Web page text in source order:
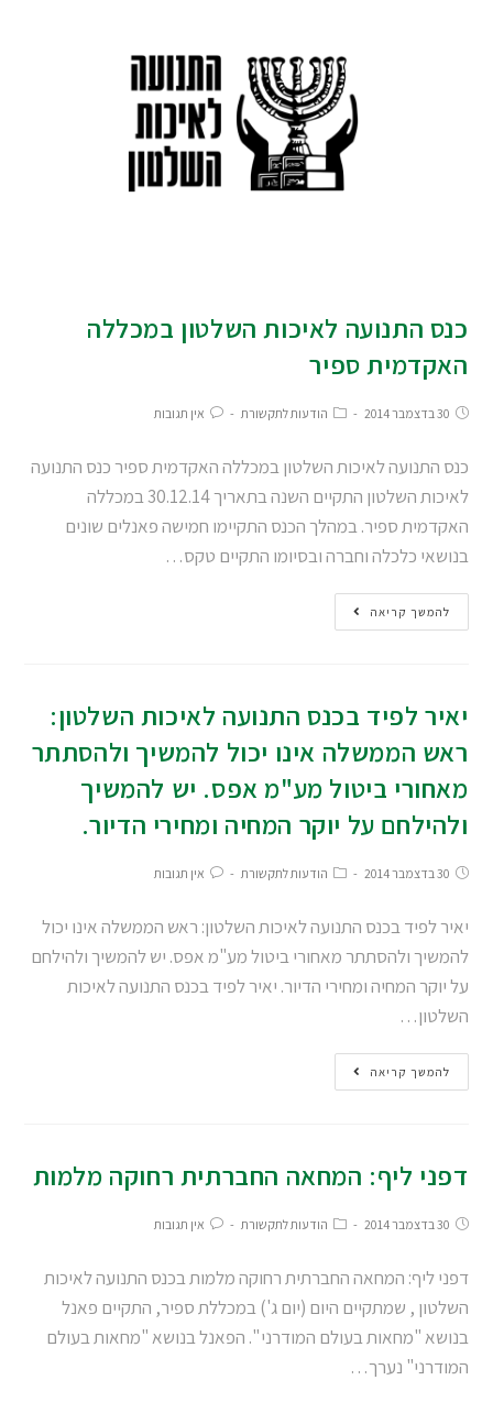
כנס התנועה לאיכות השלטון במכללה
האקדמית ספיר
30 בדצמבר 2014 הודעות לתקשורת אין תגובות
כנס התנועה לאיכות השלטון במכללה האקדמית ספיר כנס התנועה
לאיכות השלטון התקיים השנה בתאריך 30.12.14 במכללה
האקדמית ספיר. במהלך הכנס התקיימו חמישה פאנלים שונים
בנושאי כלכלה וחברה ובסיומו התקיים טקס…
להמשך קריאה
יאיר לפיד בכנס התנועה לאיכות השלטון:
ראש הממשלה אינו יכול להמשיך ולהסתתר
מאחורי ביטול מע"מ אפס. יש להמשיך
ולהילחם על יוקר המחיה ומחירי הדיור.
30 בדצמבר 2014 הודעות לתקשורת אין תגובות
יאיר לפיד בכנס התנועה לאיכות השלטון: ראש הממשלה אינו יכול
להמשיך ולהסתתר מאחורי ביטול מע"מ אפס. יש להמשיך ולהילחם
על יוקר המחיה ומחירי הדיור. יאיר לפיד בכנס התנועה לאיכות
השלטון…
להמשך קריאה
דפני ליף: המחאה החברתית רחוקה מלמות
30 בדצמבר 2014 הודעות לתקשורת אין תגובות
דפני ליף: המחאה החברתית רחוקה מלמות בכנס התנועה לאיכות
השלטון , שמתקיים היום (יום ג') במכללת ספיר, התקיים פאנל
בנושא "מחאות בעולם המודרני ". הפאנל בנושא "מחאות בעולם
המודרני" נערך…